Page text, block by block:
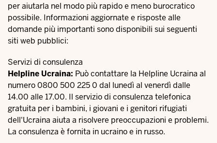
per aiutarla nel modo più rapido e meno burocratico
possibile. Informazioni aggiornate e risposte alle
domande più importanti sono disponibili sui seguenti
siti web pubblici:
Servizi di consulenza
Helpline Ucraina: Può contattare la Helpline Ucraina al
numero 0800 500 225 0 dal lunedì al venerdì dalle
14.00 alle 17.00. Il servizio di consulenza telefonica
gratuita per i bambini, i giovani e i genitori rifugiati
dell'Ucraina aiuta a risolvere preoccupazioni e problemi.
La consulenza è fornita in ucraino e in russo.